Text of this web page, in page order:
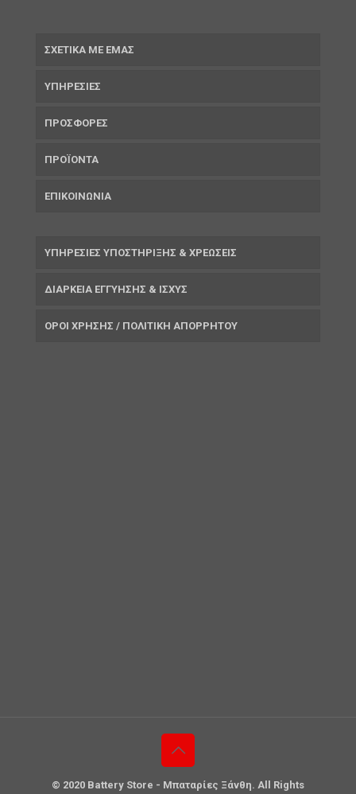
ΣΧΕΤΙΚΑ ΜΕ ΕΜΑΣ
ΥΠΗΡΕΣΙΕΣ
ΠΡΟΣΦΟΡΕΣ
ΠΡΟΪΟΝΤΑ
ΕΠΙΚΟΙΝΩΝΙΑ
ΥΠΗΡΕΣΙΕΣ ΥΠΟΣΤΗΡΙΞΗΣ & ΧΡΕΩΣΕΙΣ
ΔΙΑΡΚΕΙΑ ΕΓΓΥΗΣΗΣ & ΙΣΧΥΣ
ΟΡΟΙ ΧΡΗΣΗΣ / ΠΟΛΙΤΙΚΗ ΑΠΟΡΡΗΤΟΥ
© 2020 Battery Store - Μπαταρίες Ξάνθη. All Rights